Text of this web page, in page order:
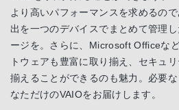
より高いパフォーマンスを求めるの
出を一つのデバイスでまとめて管理
ージを。さらに、Microsoft Officeな
トウェアも豊富に取り揃え、セキュ
揃えることができるのも魅力。必要
なただけのVAIOをお届けします。